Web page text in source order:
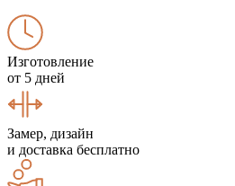
Изготовление
от 5 дней
Замер, дизайн
и доставка бесплатно